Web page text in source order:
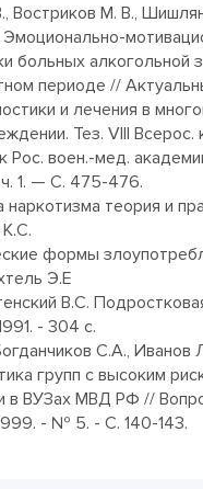
Востриков М. В.,
больных алкогольной
периоде //
и лечения в
Тез. VIII
Рос. воен.-мед.
ч. 1. — С. 475-476.
теория и
формы
Э.Е
В.С.
- 304 с.
С.А., Иванов
групп с высоким
в ВУЗах МВД РФ //
- № 5. - С. 140-143.